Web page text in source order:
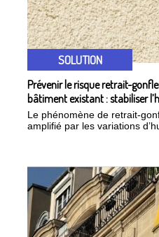
SOLUTION
Prévenir le risque retrait-
bâtiment existant : stabiliser
Le phénomène de retrait-
amplifié par les variations